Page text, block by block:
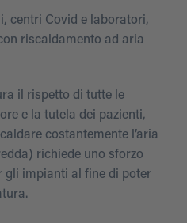
centri Covid e laboratori,
riscaldamento ad aria
il rispetto di tutte le
e la tutela dei pazienti,
costantemente l’aria
richiede uno sforzo
gli impianti al fine di poter